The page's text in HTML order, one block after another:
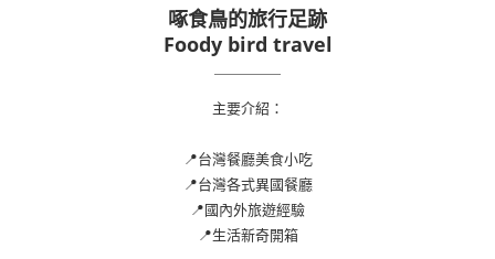
啄食鳥的旅行足跡
Foody bird travel
主要介紹：
📍台灣餐廳美食小吃
📍台灣各式異國餐廳
📍國內外旅遊經驗
📍生活新奇開箱